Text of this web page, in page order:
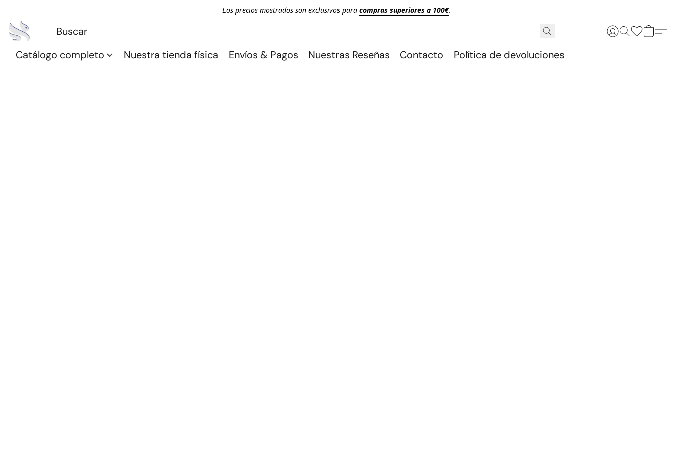
Los precios mostrados son exclusivos para compras superiores a 100€.
Catálogo completo Nuestra tienda física Envíos & Pagos Nuestras Reseñas Contacto Política de devoluciones